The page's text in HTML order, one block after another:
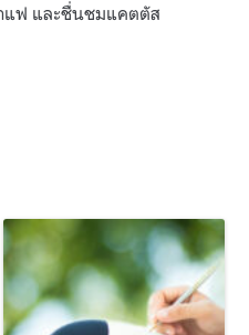
แฟ และชื่นชมแคตตัส